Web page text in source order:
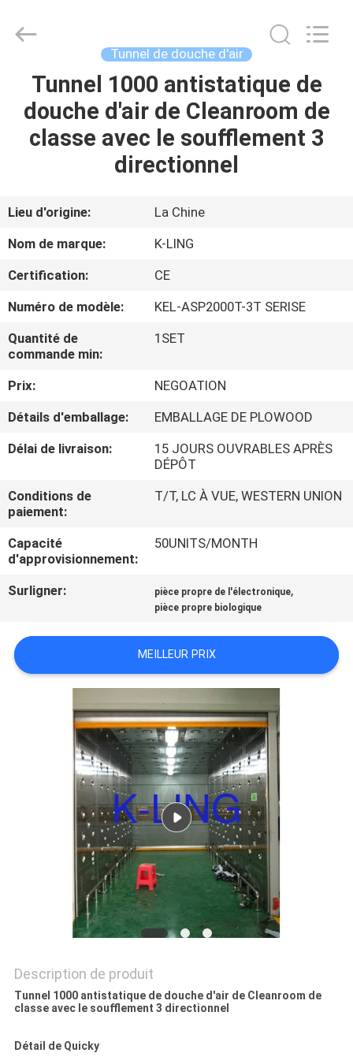
LA
MAISON
À
PROPOS
NOUS
DE
L'USINE
DE
LA
QUALITÉ
NOUS
CONTACTER
NOUVELLES
AFFAIRES
POLITIQUE
CONFIDENTIALITÉ
Technology
Company.
Reserved.
Tunnel de douche d'air
Tunnel 1000 antistatique de
douche d'air de Cleanroom de
classe avec le soufflement 3
directionnel
Lieu d'origine:
La Chine
Nom de marque:
K-LING
Certification:
CE
Numéro de modèle:
KEL-ASP2000T-3T SERISE
Quantité de
commande min:
1SET
Prix:
NEGOATION
Détails d'emballage:
EMBALLAGE DE PLOWOOD
Délai de livraison:
15 JOURS OUVRABLES APRÈS
DÉPÔT
Conditions de
paiement:
T/T, LC À VUE, WESTERN UNION
Capacité
d'approvisionnement:
50UNITS/MONTH
Surligner: pièce propre de l'électronique,
pièce propre biologique
MEILLEUR PRIX
Description de produit
Tunnel 1000 antistatique de douche d'air de Cleanroom de
classe avec le soufflement 3 directionnel
Détail de Quicky